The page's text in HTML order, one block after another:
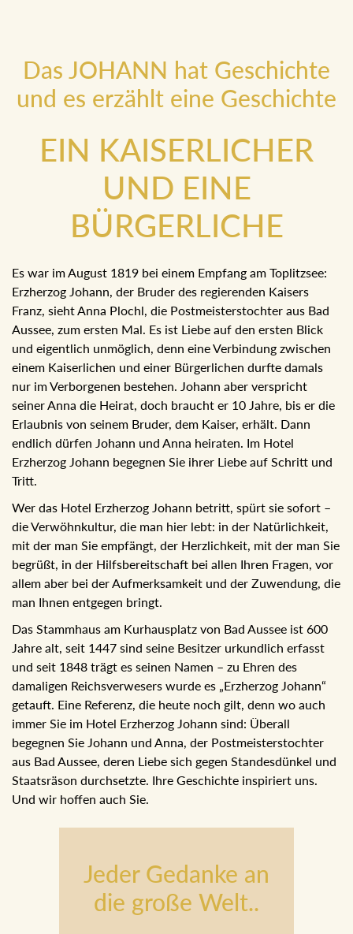
und es erzählt eine Geschichte
EIN KAISERLICHER
UND EINE
BÜRGERLICHE
Erzherzog Johann, der Bruder des regierenden Kaisers Franz,
sieht Anna Plochl, die Postmeisterstochter aus Bad Aussee,
zum ersten Mal. Es ist Liebe auf den ersten Blick und
eigentlich unmöglich, denn eine Verbindung zwischen einem
Kaiserlichen und einer Bürgerlichen durfte damals nur im
Verborgenen bestehen. Johann aber verspricht seiner Anna
die Heirat, doch braucht er 10 Jahre, bis er die Erlaubnis von
seinem Bruder, dem Kaiser, erhält. Dann endlich dürfen
Johann und Anna heiraten. Im Hotel Erzherzog Johann
begegnen Sie ihrer Liebe auf Schritt und Tritt.
Wer das Hotel Erzherzog Johann betritt, spürt sie sofort –
die Verwöhnkultur, die man hier lebt: in der Natürlichkeit, mit
der man Sie empfängt, der Herzlichkeit, mit der man Sie
begrüßt, in der Hilfsbereitschaft bei allen Ihren Fragen, vor
allem aber bei der Aufmerksamkeit und der Zuwendung, die
man Ihnen entgegen bringt.
Das Stammhaus am Kurhausplatz von Bad Aussee ist 600
Jahre alt, seit 1447 sind seine Besitzer urkundlich erfasst und
seit 1848 trägt es seinen Namen – zu Ehren des damaligen
Reichsverwesers wurde es „Erzherzog Johann“ getauft. Eine
Referenz, die heute noch gilt, denn wo auch immer Sie im
Hotel Erzherzog Johann sind: Überall begegnen Sie Johann
und Anna, der Postmeisterstochter aus Bad Aussee, deren
Liebe sich gegen Standesdünkel und Staatsräson
durchsetzte. Ihre Geschichte inspiriert uns. Und wir hoffen
auch Sie.
Jeder Gedanke an
die große Welt..
JEDER